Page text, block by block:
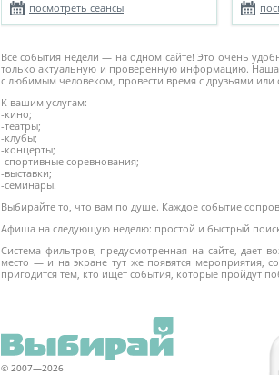
Все события недели — на одном сайте! Это очень
только актуальную и проверенную информацию.
с любимым человеком, провести время с друзьями или
К вашим услугам:
-кино;
-театры;
-клубы;
-концерты;
-спортивные соревнования;
-выставки;
-семинары.
Выбирайте то, что вам по душе. Каждое событие
Афиша на следующую неделю: простой и быстрый
Система фильтров, предусмотренная на сайте, дает
место — и на экране тут же появятся мероприятия,
пригодится тем, кто ищет события, которые пройдут
посмотреть сеансы
© 2007—2026